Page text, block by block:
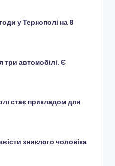
у Тернополі на 8
три автомобілі. Є
стає прикладом для
зниклого чоловіка